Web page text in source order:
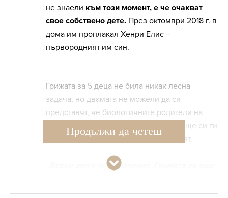
не знаели към този момент, е че очакват
свое собствено дете. През октомври 2018 г. в
дома им проплакал Хенри Елис –
първородният им син.
Грижата за 5 деца не била никак лесна
задача, но двамата не можели да си
представят, че биологичните родители на
„приемните“ им деца ще се появят и ще си ги
вземат, затова решават да ги осиновят.
„Всеки ден е приключение. Грижата за още
заменила за нищо на света“,казва Максин
Продължи да четеш